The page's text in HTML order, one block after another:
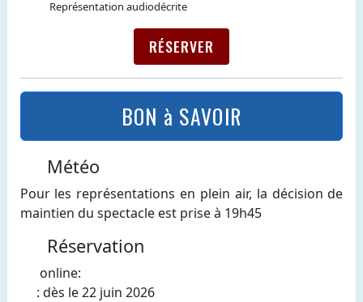
Représentation audiodécrite
RÉSERVER
BON à SAVOIR
Météo
Pour les représentations en plein air, la décision de
maintien du spectacle est prise à 19h45
Réservation
online:
: dès le 22 juin 2026